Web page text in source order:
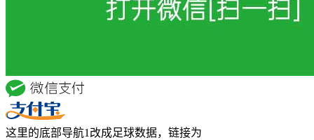
这里的底部导航1改成足球数据，链接为